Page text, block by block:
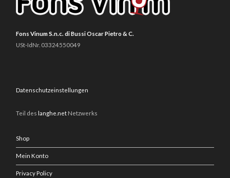
Fons Vinum S.n.c. di Bussi Oscar Pietro & C.
USt-IdNr. 03324550049
Datenschutzeinstellungen
Teil deslanghe.net Netzwerks
Shop
Mein Konto
Privacy Policy